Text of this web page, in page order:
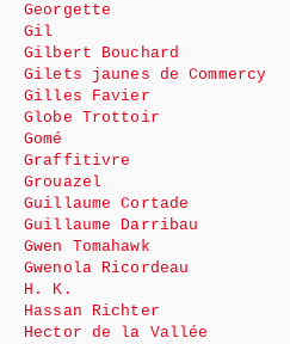
Georgette
Gil
Gilbert Bouchard
Gilets jaunes de Commercy
Gilles Favier
Globe Trottoir
Gomé
Graffitivre
Grouazel
Guillaume Cortade
Guillaume Darribau
Gwen Tomahawk
Gwenola Ricordeau
H. K.
Hassan Richter
Hector de la Vallée